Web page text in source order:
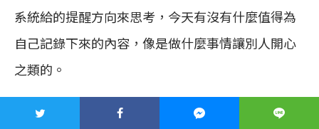
系統給的提醒方向來思考，今天有沒有什麼值得為
自己記錄下來的內容，像是做什麼事情讓別人開心
之類的。